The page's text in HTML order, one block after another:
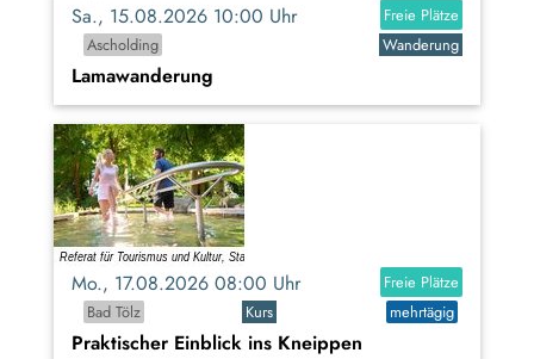
Sa., 15.08.2026 10:00 Uhr
Freie Plätze
Ascholding
Wanderung
Lamawanderung
Mo., 17.08.2026 08:00 Uhr
Freie Plätze
Bad Tölz
Kurs mehrtägig
Praktischer Einblick ins Kneippen